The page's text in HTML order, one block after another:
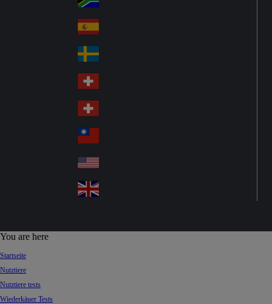
kia
So
uth
Af
ric
a
Sp
ain
Sw
ed
en
Sw
itz
erl
an
d
Sw
itz
erl
an
d
wa
n
A
d
You are here
Startseite
Nutztiere
Nutztiere tests
Wiederkäuer Tests